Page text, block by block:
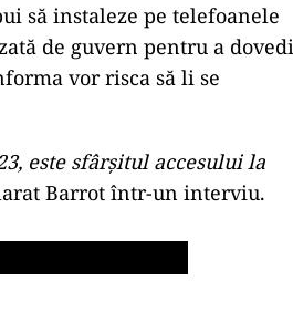
să instaleze pe telefoanele
de guvern pentru a dovedi
vor risca să li se
este sfârșitul accesului la
Barrot într-un interviu.